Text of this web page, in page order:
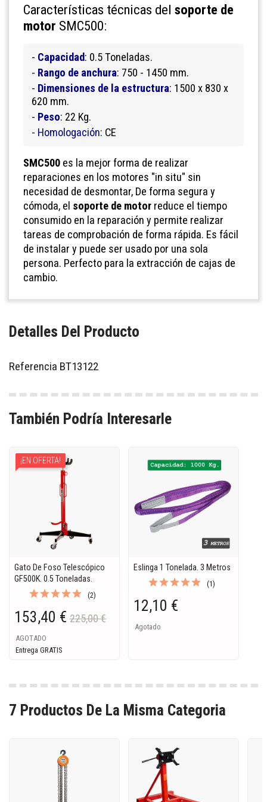
Características técnicas del soporte de
motor SMC500:
- Capacidad: 0.5 Toneladas.
- Rango de anchura: 750 - 1450 mm.
- Dimensiones de la estructura: 1500 x 830 x
620 mm.
- Peso: 22 Kg.
- Homologación: CE
SMC500 es la mejor forma de realizar
reparaciones en los motores "in situ" sin
necesidad de desmontar, De forma segura y
cómoda, el soporte de motor reduce el tiempo
consumido en la reparación y permite realizar
tareas de comprobación de forma rápida. Es fácil
de instalar y puede ser usado por una sola
persona. Perfecto para la extracción de cajas de
cambio.
Detalles Del Producto
Referencia BT13122
También Podría Interesarle
Gato De Foso Telescópico
GF500K. 0.5 Toneladas.
(2)
153,40 € 225,00 €
AGOTADO
Entrega GRATIS
¡EN OFERTA!
Eslinga 1 Tonelada. 3 Metros
(1)
12,10 €
Agotado
7 Productos De La Misma Categoria